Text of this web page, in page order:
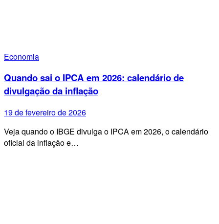
Economia
Quando sai o IPCA em 2026: calendário de
divulgação da inflação
19 de fevereiro de 2026
Veja quando o IBGE divulga o IPCA em 2026, o calendário
oficial da inflação e…